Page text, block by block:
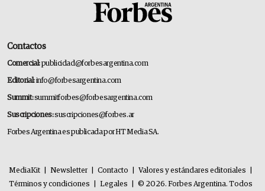
Contactos
Comercial:publicidad@forbesargentina.com
Editorial:info@forbesargentina.com
Summit:summitforbes@forbesargentina.com
Suscripciones:suscripciones@forbes.ar
Forbes Argentina es publicada por HT Media SA.
MediaKit Newsletter Contacto Valores y estándares editoriales
Términos y condiciones
Legales © 2026. Forbes Argentina. Todos